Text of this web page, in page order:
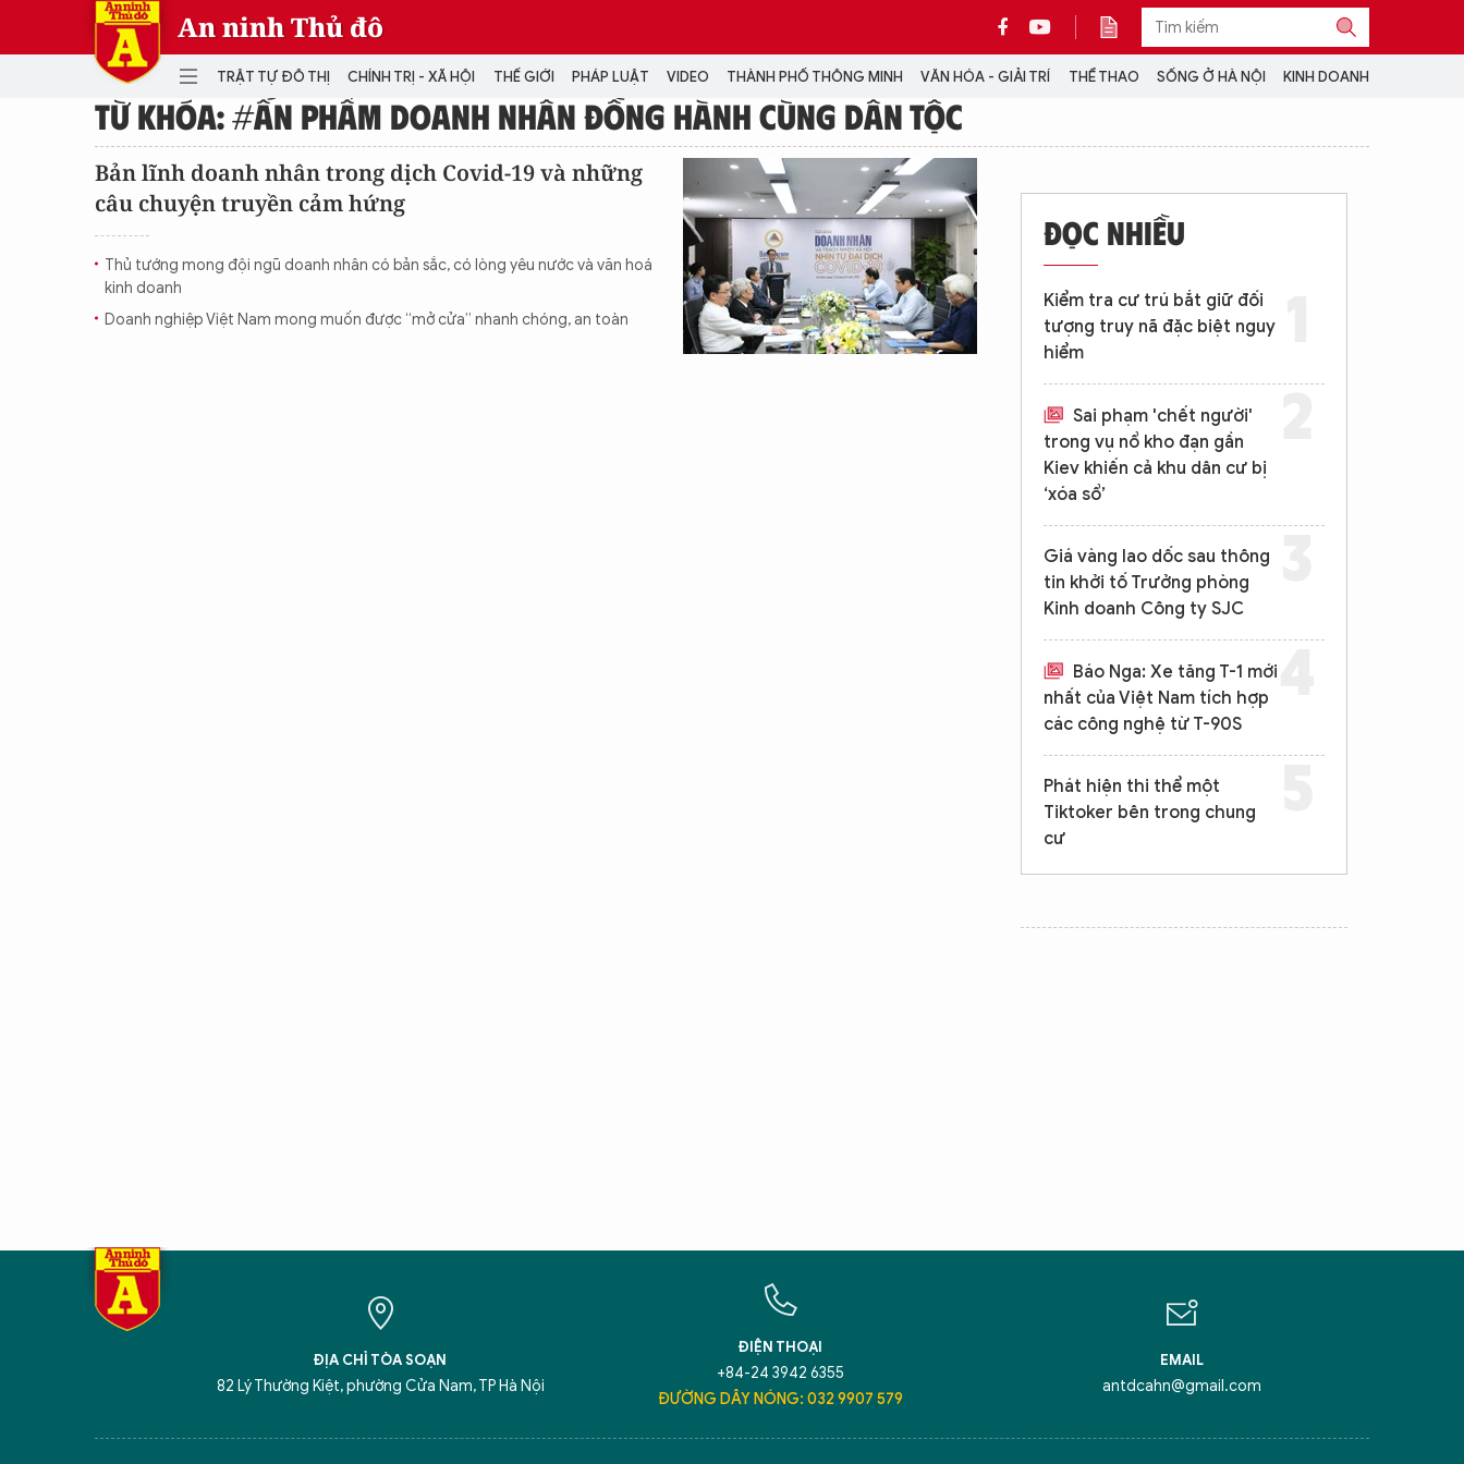
An ninh Thủ đô
TRẬT TỰ ĐÔ THỊ CHÍNH TRỊ - XÃ HỘI THẾ GIỚI PHÁP LUẬT VIDEO THÀNH PHỐ THÔNG MINH VĂN HÓA - GIẢI TRÍ THỂ THAO SỐNG Ở HÀ NỘI KINH DOANH
TRẬT TỰ ĐÔ THỊ
THẾ GIỚI PHÁP LUẬT
THÀNH PHỐ THÔNG MINH
VĂN HÓA - GIẢI TRÍ
THỂ THAO
SỐNG Ở HÀ NỘI
VIDEO
PODCAST
ẢNH
LONGFORM
INFOGRAPHIC
LỊCH VẠN SỰ
CỘNG TÁC VỚI ANTĐ
TRA CỨU XE
HOTLINE: 032 9907 579
TỪ KHÓA: #ẤN PHẨM DOANH NHÂN ĐỒNG HÀNH CÙNG DÂN TỘC
Bản lĩnh doanh nhân trong dịch Covid-19 và những
câu chuyện truyền cảm hứng
Thủ tướng mong đội ngũ doanh nhân có bản sắc, có lòng yêu nước và văn hoá
kinh doanh
Doanh nghiệp Việt Nam mong muốn được “mở cửa” nhanh chóng, an toàn
ĐỌC NHIỀU
Kiểm tra cư trú bắt giữ đối
tượng truy nã đặc biệt nguy
hiểm
Sai phạm 'chết người'
trong vụ nổ kho đạn gần
Kiev khiến cả khu dân cư bị
‘xóa sổ’
Giá vàng lao dốc sau thông
tin khởi tố Trưởng phòng
Kinh doanh Công ty SJC
Báo Nga: Xe tăng T-1 mới
nhất của Việt Nam tích hợp
các công nghệ từ T-90S
Phát hiện thi thể một
Tiktoker bên trong chung
cư
ĐỊA CHỈ TÒA SOẠN
82 Lý Thường Kiệt, phường Cửa Nam, TP Hà Nội
ĐIỆN THOẠI
+84-24 3942 6355
ĐƯỜNG DÂY NÓNG: 032 9907 579
EMAIL
antdcahn@gmail.com
5 điểm nghẽn của Hà Nội giải pháp xử lý điểm nghẽn của Thủ đô